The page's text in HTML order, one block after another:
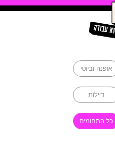
אופנה וביוטי
דיילות
כל התחומים